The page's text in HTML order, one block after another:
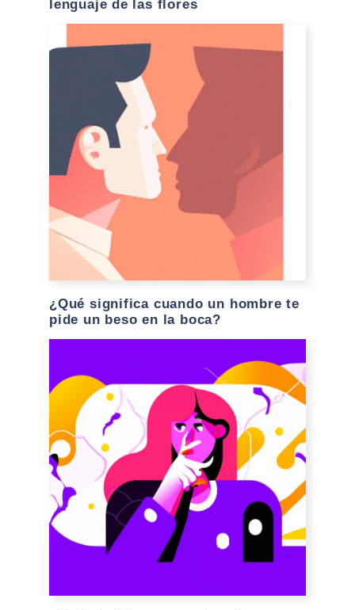
lenguaje de las flores
¿Qué significa cuando un hombre te
pide un beso en la boca?